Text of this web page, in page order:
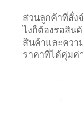
ส่วนลูกค้าที่สั่ง
ไงก็ต้องรอสิน
สินค้าและควา
ราคาที่ได้คุ่มค่